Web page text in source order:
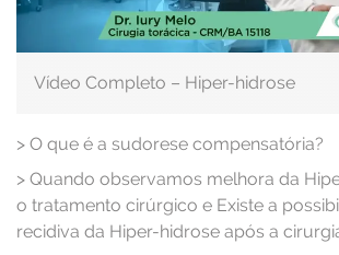
Vídeo Completo – Hiper-hidrose
> O que é a sudorese compensatória?
> Quando observamos melhora da
o tratamento cirúrgico e Existe a
recidiva da Hiper-hidrose após a